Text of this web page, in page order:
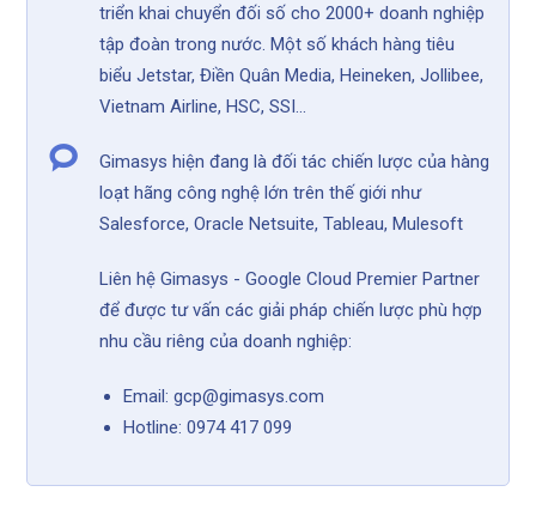
triển khai chuyển đối số cho 2000+ doanh nghiệp
tập đoàn trong nước. Một số khách hàng tiêu
biểu Jetstar, Điền Quân Media, Heineken, Jollibee,
Vietnam Airline, HSC, SSI...
Gimasys hiện đang là đối tác chiến lược của hàng
loạt hãng công nghệ lớn trên thế giới như
Salesforce, Oracle Netsuite, Tableau, Mulesoft
Liên hệ Gimasys - Google Cloud Premier Partner
để được tư vấn các giải pháp chiến lược phù hợp
nhu cầu riêng của doanh nghiệp:
Email: gcp@gimasys.com
Hotline: 0974 417 099